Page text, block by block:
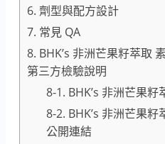
6. 劑型與配方設計
7. 常見 QA
8. BHK’s 非洲芒果籽萃取
第三方檢驗說明
8-1. BHK’s 非洲芒果
8-2. BHK’s 非洲芒果
公開連結